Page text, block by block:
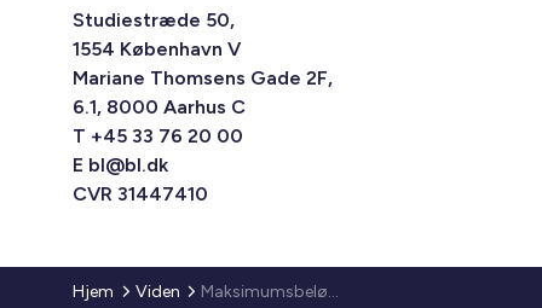
Studiestræde 50,
1554 København V
Mariane Thomsens Gade 2F,
6.1, 8000 Aarhus C
T +45 33 76 20 00
E bl@bl.dk
CVR 31447410
Hjem Viden Maksimumsbeløb for støttet boligbyggeri pr. 1.1. 2008